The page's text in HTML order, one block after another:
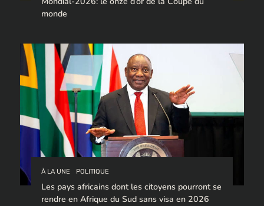
monde
À LA UNE POLITIQUE
Les pays africains dont les citoyens pourront se
rendre en Afrique du Sud sans visa en 2026